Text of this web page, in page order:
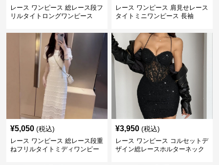
レース ワンピース 総レース段フ
リルタイトロングワンピース
レース ワンピース 肩見せレース
タイトミニワンピース 長袖
¥5,050 (税込)
レース ワンピース 総レース段重
ねフリルタイトミディワンピー
¥3,950 (税込)
レース ワンピース コルセットデ
ザイン総レースホルターネック